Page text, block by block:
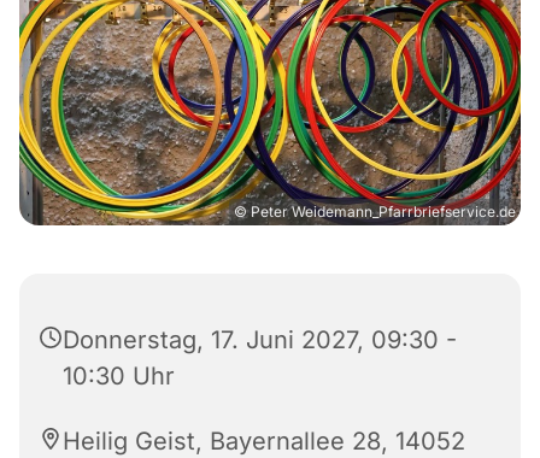
© Peter Weidemann_Pfarrbriefservice.de
Donnerstag, 17. Juni 2027, 09:30 -
10:30 Uhr
Heilig Geist, Bayernallee 28, 14052